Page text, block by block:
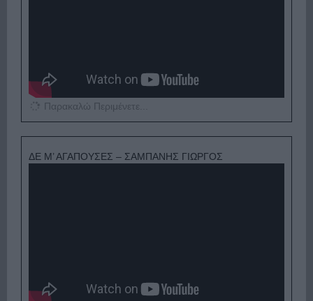
Παρακαλώ Περιμένετε...
ΔΕ Μ’ ΑΓΑΠΟΥΣΕΣ – ΣΑΜΠΑΝΗΣ ΓΙΩΡΓΟΣ